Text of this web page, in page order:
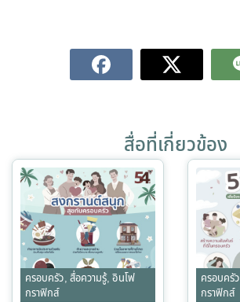
สื่อที่เกี่ยวข้อง
ครอบครัว, สื่อความรู้,อินโฟ
กราฟิกส์
ครอบครัว
กราฟิกส์